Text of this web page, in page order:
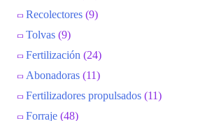
Recolectores (9)
Tolvas (9)
Fertilización (24)
Abonadoras (11)
Fertilizadores propulsados (11)
Forraje (48)